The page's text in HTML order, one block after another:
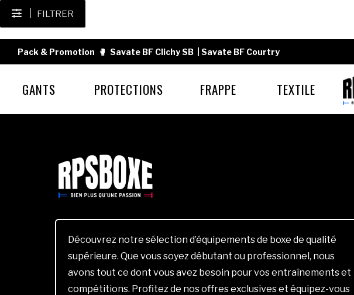
FILTRER
Pack & Promotion 🥊 Savate BF Clichy SB Savate BF Courtry
GANTS PROTECTIONS FRAPPE TEXTILE
Découvrez notre sélection d’équipements de boxe de qualité
supérieure. Que vous soyez débutant ou professionnel, nous
avons tout ce dont vous avez besoin pour vos entraînements et
compétitions. Profitez de nos offres exclusives et équipez-vous